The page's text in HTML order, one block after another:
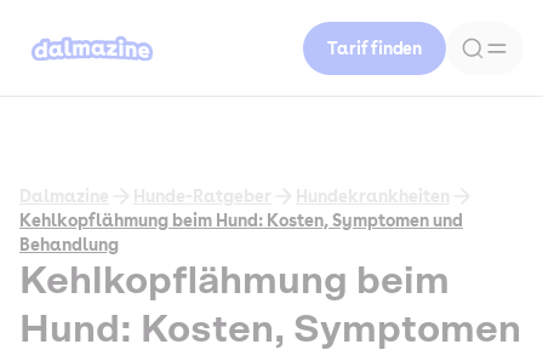
Tarif finden
Dalmazine Hunde-Ratgeber
Hundekrankheiten
Kehlkopflähmung beim Hund: Kosten, Symptomen und
Behandlung
Kehlkopflähmung beim
Hund: Kosten, Symptomen